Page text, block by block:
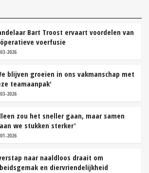
Bart Troost ervaart voordelen van
voerfusie
2026
blijven groeien in ons vakmanschap met
teamaanpak'
2026
zou het sneller gaan, maar samen
we stukken sterker'
2026
naar naaldloos draait om
en diervriendelijkheid